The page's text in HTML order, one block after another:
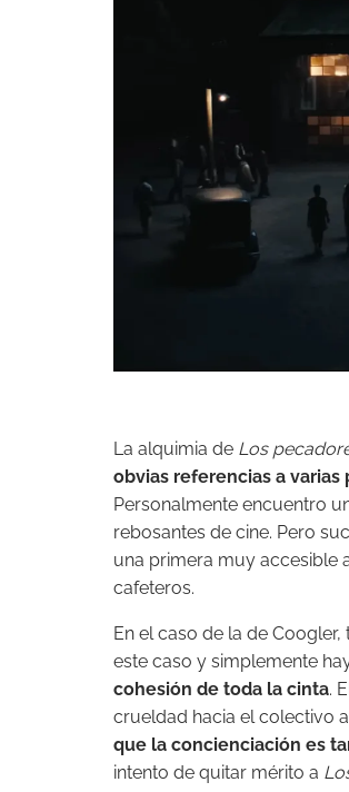
La alquimia de Los
obvias referencias a
Personalmente encuentro
rebosantes de cine. Pero
una primera muy accesible
cafeteros.
En el caso de la de
este caso y simplemente
cohesión de toda la cinta.
crueldad hacia el colectivo
que la concienciación es
intento de quitar mérito a